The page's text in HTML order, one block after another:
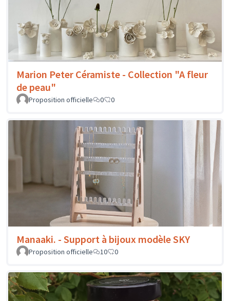
Marion Peter Céramiste - Collection "A fleur
de peau"
Proposition officielle 0 0
Manaaki. - Support à bijoux modèle SKY
Proposition officielle 10 0